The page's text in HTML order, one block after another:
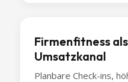
Firmenfitness
Umsatzkanal
Planbare Check-ins,